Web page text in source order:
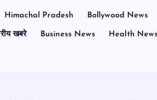
Himachal Pradesh Bollywood News
खबरे Business News Health News